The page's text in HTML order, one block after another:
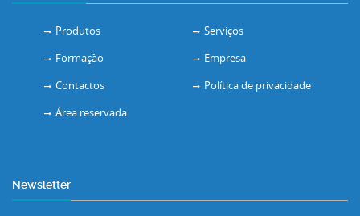
Produtos
Serviços
Formação
Empresa
Contactos
Política de privacidade
Área reservada
Newsletter